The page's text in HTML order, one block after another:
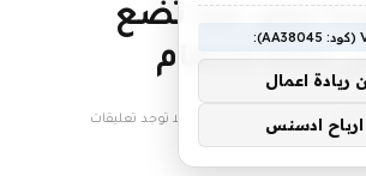
فوق غزة تضع
خانة الاتهام
30 أكتوبر، 2024 لا توجد تعليقات
ريادة اعمال
ادسنس